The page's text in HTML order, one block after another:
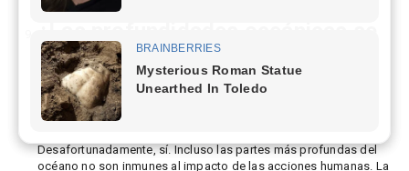
ven afectadas por la
contaminación y el cambio
climático?
Desafortunadamente, sí. Incluso las partes más profundas del
océano no son inmunes al impacto de las acciones humanas. La